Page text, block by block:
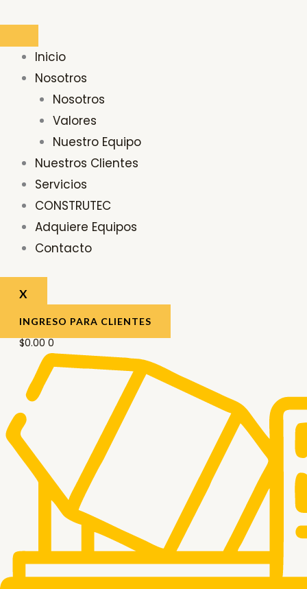
contenido
Inicio
Nosotros
Nosotros
Valores
Nuestro Equipo
Nuestros Clientes
Servicios
CONSTRUTEC
Adquiere Equipos
Contacto
X
INGRESO PARA CLIENTES
$0.00 0